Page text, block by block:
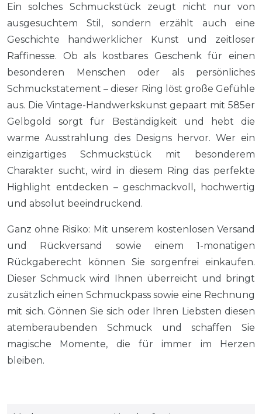
Ein solches Schmuckstück zeugt nicht nur von
ausgesuchtem Stil, sondern erzählt auch eine
Geschichte handwerklicher Kunst und zeitloser
Raffinesse. Ob als kostbares Geschenk für einen
besonderen Menschen oder als persönliches
Schmuckstatement – dieser Ring löst große Gefühle
aus. Die Vintage-Handwerkskunst gepaart mit 585er
Gelbgold sorgt für Beständigkeit und hebt die
warme Ausstrahlung des Designs hervor. Wer ein
einzigartiges Schmuckstück mit besonderem
Charakter sucht, wird in diesem Ring das perfekte
Highlight entdecken – geschmackvoll, hochwertig
und absolut beeindruckend.
Ganz ohne Risiko: Mit unserem kostenlosen Versand
und Rückversand sowie einem 1-monatigen
Rückgaberecht können Sie sorgenfrei einkaufen.
Dieser Schmuck wird Ihnen überreicht und bringt
zusätzlich einen Schmuckpass sowie eine Rechnung
mit sich. Gönnen Sie sich oder Ihren Liebsten diesen
atemberaubenden Schmuck und schaffen Sie
magische Momente, die für immer im Herzen
bleiben.